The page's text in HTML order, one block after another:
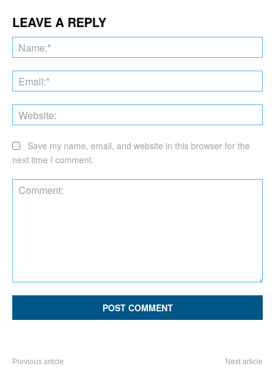
LEAVE A REPLY
Save my name, email, and website in this browser for the
next time I comment.
Previous article Next article